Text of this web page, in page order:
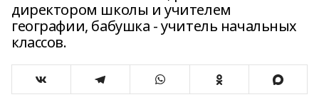
директором школы и учителем
географии, бабушка - учитель начальных
классов.